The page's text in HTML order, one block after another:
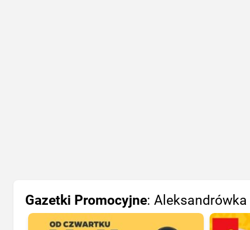
Gazetki Promocyjne: Aleksandrówka